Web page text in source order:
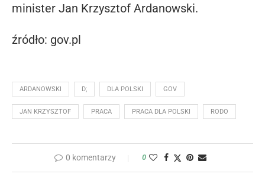
minister Jan Krzysztof Ardanowski.
źródło: gov.pl
ARDANOWSKI D; DLA POLSKI GOV
JAN KRZYSZTOF PRACA PRACA DLA POLSKI RODO
0 komentarzy 0